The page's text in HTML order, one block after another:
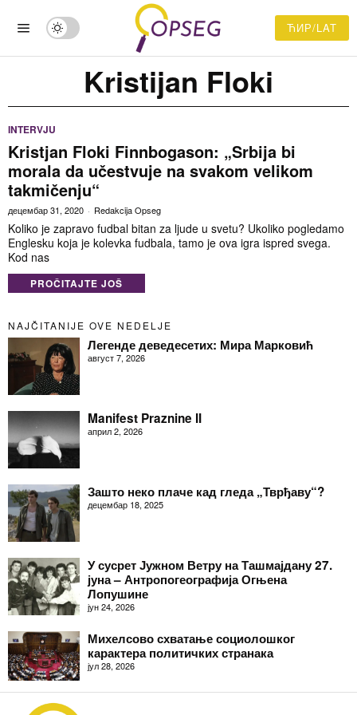
ЋИР/LAT
Kristijan Floki
INTERVJU
Kristjan Floki Finnbogason: „Srbija bi
morala da učestvuje na svakom velikom
takmičenju“
децембар 31, 2020 Redakcija Opseg
Koliko je zapravo fudbal bitan za ljude u svetu? Ukoliko pogledamo
Englesku koja je kolevka fudbala, tamo je ova igra ispred svega.
Kod nas
PROČITAJTE JOŠ
NAJČITANIJE OVE NEDELJE
Легенде деведесетих: Мира Марковић
август 7, 2026
Manifest Praznine II
април 2, 2026
Зашто неко плаче кад гледа „Тврђаву“?
децембар 18, 2025
У сусрет Јужном Ветру на Ташмајдану 27.
јуна – Антропогеографија Огњена
Лопушине
јун 24, 2026
Михелсово схватање социолошког
карактера политичких странака
јул 28, 2026